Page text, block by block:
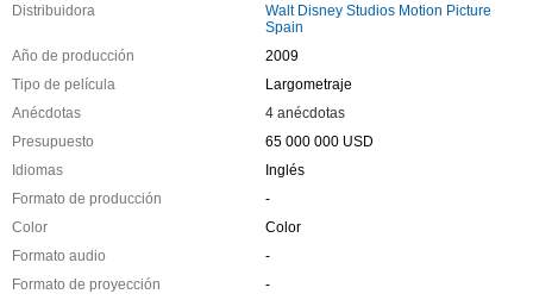
Distribuidora
Walt Disney Studios Motion Picture
Spain
Año de producción
2009
Tipo de película
Largometraje
Anécdotas
4 anécdotas
Presupuesto
65 000 000 USD
Idiomas
Inglés
Formato de producción
-
Color
Color
Formato audio
-
Formato de proyección
-